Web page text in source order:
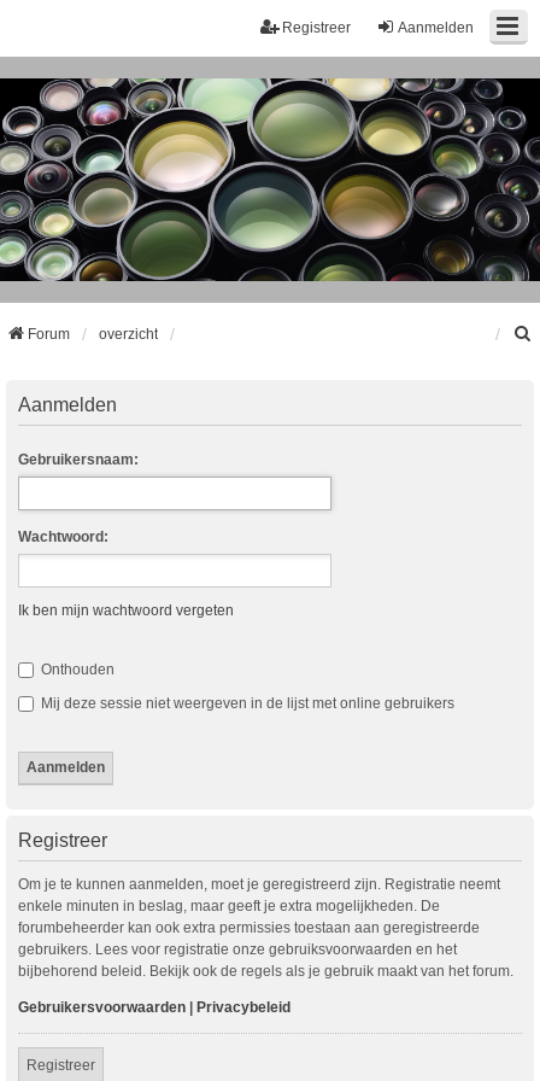
Aanmelden
Registreer
Forum overzicht
Aanmelden
Gebruikersnaam:
Wachtwoord:
Ik ben mijn wachtwoord vergeten
Onthouden
Mij deze sessie niet weergeven in de lijst met online gebruikers
Registreer
Om je te kunnen aanmelden, moet je geregistreerd zijn. Registratie neemt
enkele minuten in beslag, maar geeft je extra mogelijkheden. De
forumbeheerder kan ook extra permissies toestaan aan geregistreerde
gebruikers. Lees voor registratie onze gebruiksvoorwaarden en het
bijbehorend beleid. Bekijk ook de regels als je gebruik maakt van het forum.
Gebruikersvoorwaarden | Privacybeleid
Registreer